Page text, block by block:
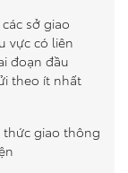
sở giao
vực có liên
đoạn đầu
theo ít nhất
thức giao thông